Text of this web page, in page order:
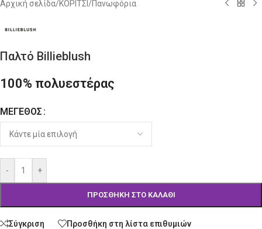
Αρχική σελίδα/ΚΟΡΙΤΣΙ /Πανωφόρια
Παλτό Billieblush
100% πολυεστέρας
ΜΈΓΕΘΟΣ
- +
ΠΡΟΣΘΉΚΗ ΣΤΟ ΚΑΛΆΘΙ
Alternative:
Σύγκριση Προσθήκη στη λίστα επιθυμιών